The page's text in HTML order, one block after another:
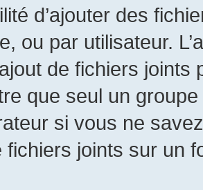
d’ajouter des
ou par utilisateur.
de fichiers
que seul un
si vous ne
fichiers joints sur un